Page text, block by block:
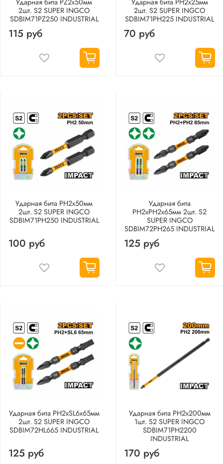
2шт. S2 SUPER INGCO
SDBIM71PZ250 INDUSTRIAL
115 руб
2шт. S2 SUPER INGCO
SDBIM71PH225 INDUSTRIAL
70 руб
Ударная бита PH2х50мм
2шт. S2 SUPER INGCO
SDBIM71PH250 INDUSTRIAL
100 руб
Ударная бита
PH2хPH2х65мм 2шт. S2
SUPER INGCO
SDBIM72PH265 INDUSTRIAL
125 руб
Ударная бита PH2хSL6х65мм
2шт. S2 SUPER INGCO
SDBIM72HL665 INDUSTRIAL
125 руб
Ударная бита PH2х200мм
1шт. S2 SUPER INGCO
SDBIM71PH2200
INDUSTRIAL
170 руб